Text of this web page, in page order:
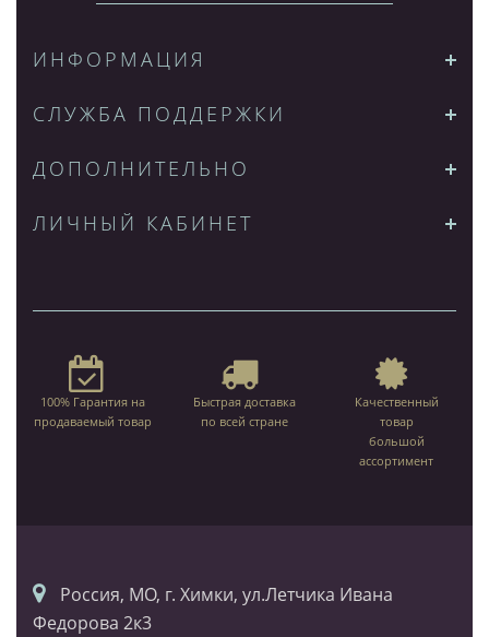
ИНФОРМАЦИЯ
СЛУЖБА ПОДДЕРЖКИ
ДОПОЛНИТЕЛЬНО
ЛИЧНЫЙ КАБИНЕТ
100% Гарантия на
продаваемый товар
Быстрая доставка
по всей стране
Качественный
товар
большой
ассортимент
Россия, МО, г. Химки, ул.Летчика Ивана
Федорова 2к3